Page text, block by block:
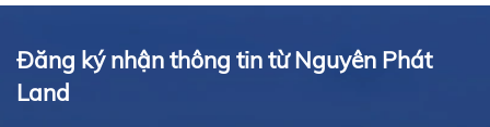
Đăng ký nhận thông tin từ Nguyên Phát
Land